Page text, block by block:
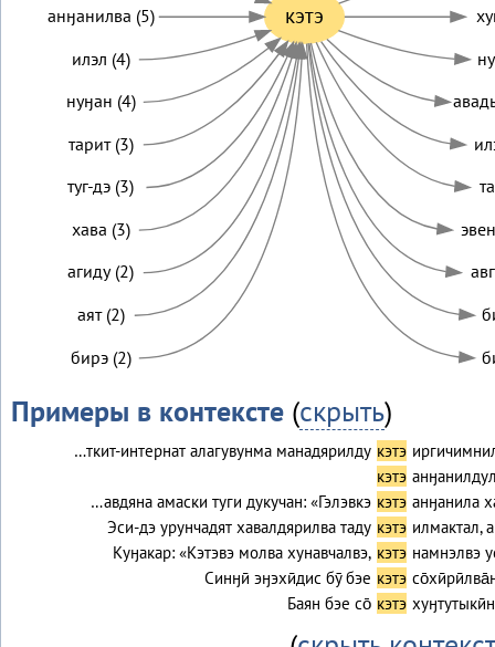
кэтэ
анӈанилва (5)
илэл (4)
нуӈан (4)
тарит (3)
туг-дэ (3)
хава (3)
агиду (2)
аят (2)
бирэ (2)
Примеры в контексте(скрыть)
…ткит-интернат алагувунма манадярилду кэтэ
кэтэ
…авдяна амаски туги дукучан: «Гэлэвкэ кэтэ анӈанила
Эси-дэ урунчадят хавалдярилва таду кэтэ илмактал,
Куӈакар: «Кэтэвэ молва хунавчалвэ, кэтэ намнэлвэ
Синӈӣ эӈэхӣдис бӯ бэе кэтэ
Баян бэе со̄ кэтэ